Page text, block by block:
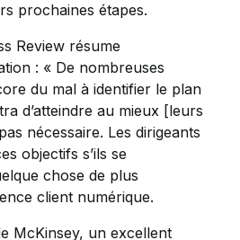
prochaines étapes.
Review résume
: « De nombreuses
du mal à identifier le plan
d’atteindre au mieux [leurs
nécessaire. Les dirigeants
objectifs s’ils se
chose de plus
client numérique.
McKinsey, un excellent